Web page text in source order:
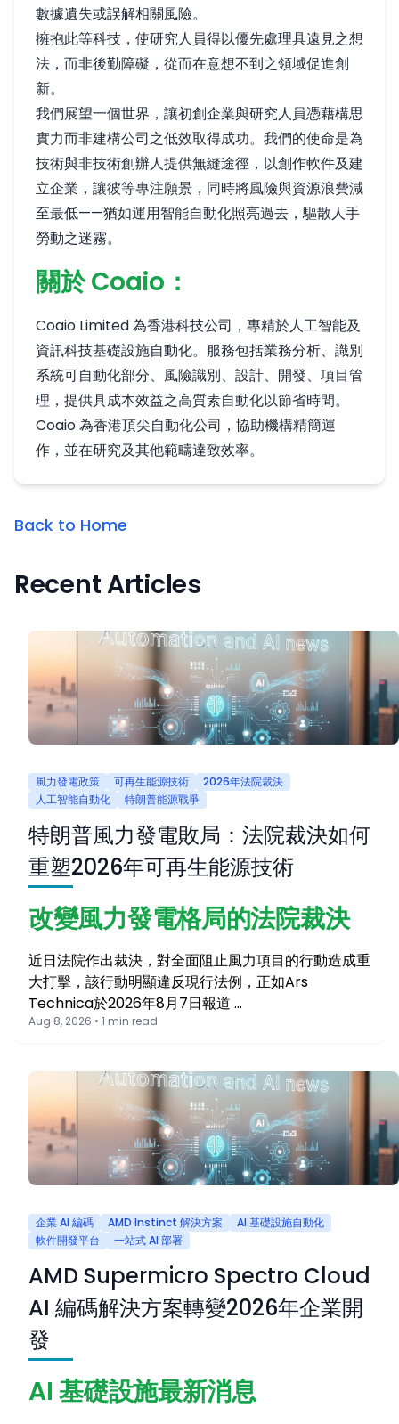
數據遺失或誤解相關風險。
擁抱此等科技，使研究人員得以優先處理具遠見之想
法，而非後勤障礙，從而在意想不到之領域促進創
新。
我們展望一個世界，讓初創企業與研究人員憑藉構思
實力而非建構公司之低效取得成功。我們的使命是為
技術與非技術創辦人提供無縫途徑，以創作軟件及建
立企業，讓彼等專注願景，同時將風險與資源浪費減
至最低——猶如運用智能自動化照亮過去，驅散人手
勞動之迷霧。
關於 Coaio：
Coaio Limited 為香港科技公司，專精於人工智能及
資訊科技基礎設施自動化。服務包括業務分析、識別
系統可自動化部分、風險識別、設計、開發、項目管
理，提供具成本效益之高質素自動化以節省時間。
Coaio 為香港頂尖自動化公司，協助機構精簡運
作，並在研究及其他範疇達致效率。
Back to Home
Recent Articles
風力發電政策 可再生能源技術
2026年法院裁決
人工智能自動化
特朗普能源戰爭
特朗普風力發電敗局：法院裁決如何
重塑2026年可再生能源技術
改變風力發電格局的法院裁決
近日法院作出裁決，對全面阻止風力項目的行動造成重
大打擊，該行動明顯違反現行法例，正如Ars
Technica於2026年8月7日報道 …
Aug 8, 2026 • 1 min read
企業 AI 編碼 AMD Instinct 解決方案
AI 基礎設施自動化
軟件開發平台
一站式 AI 部署
AMD Supermicro Spectro Cloud
AI 編碼解決方案轉變2026年企業開
發
AI 基礎設施最新消息